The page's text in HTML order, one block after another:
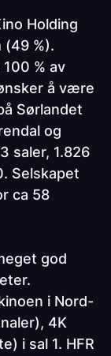
Holding
(49 %).
% av
å være
Sørlandet
og
saler, 1.826
Selskapet
ca 58
god
i Nord-
4K
i sal 1. HFR